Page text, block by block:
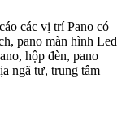
các vị trí Pano có
pano màn hình Led
hộp đèn, pano
ngã tư, trung tâm